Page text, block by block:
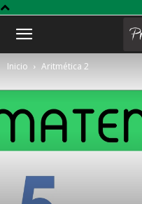
Profe
Inicio Aritmética 2